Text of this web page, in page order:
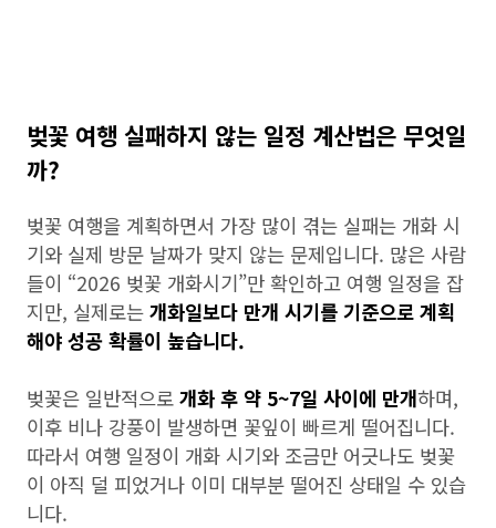
벚꽃 여행 실패하지 않는 일정 계산법은 무엇일
까?
벚꽃 여행을 계획하면서 가장 많이 겪는 실패는 개화 시
기와 실제 방문 날짜가 맞지 않는 문제입니다. 많은 사람
들이 “2026 벚꽃 개화시기”만 확인하고 여행 일정을 잡
지만, 실제로는 개화일보다 만개 시기를 기준으로 계획
해야 성공 확률이 높습니다.
벚꽃은 일반적으로 개화 후 약 5~7일 사이에 만개하며,
이후 비나 강풍이 발생하면 꽃잎이 빠르게 떨어집니다.
따라서 여행 일정이 개화 시기와 조금만 어긋나도 벚꽃
이 아직 덜 피었거나 이미 대부분 떨어진 상태일 수 있습
니다.